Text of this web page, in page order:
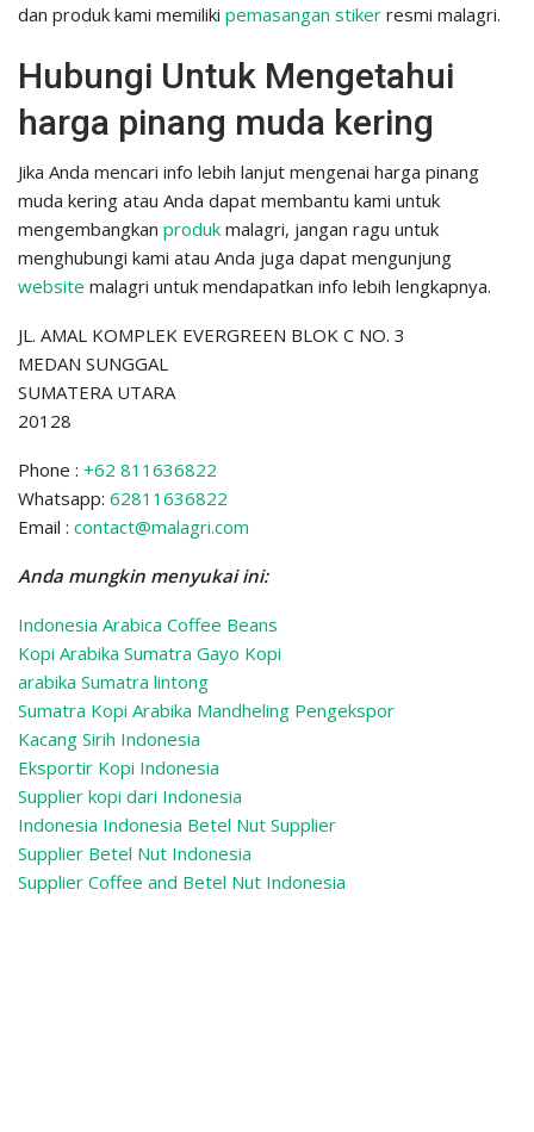
dan produk kami memiliki pemasangan stiker resmi malagri.
Hubungi Untuk Mengetahui
harga pinang muda kering
Jika Anda mencari info lebih lanjut mengenai harga pinang
muda kering atau Anda dapat membantu kami untuk
mengembangkan produk malagri, jangan ragu untuk
menghubungi kami atau Anda juga dapat mengunjung
website malagri untuk mendapatkan info lebih lengkapnya.
JL. AMAL KOMPLEK EVERGREEN BLOK C NO. 3
MEDAN SUNGGAL
SUMATERA UTARA
20128
Phone : +62 811636822
Whatsapp: 62811636822
Email : contact@malagri.com
Anda mungkin menyukai ini:
Indonesia Arabica Coffee Beans
Kopi Arabika Sumatra Gayo Kopi
arabika Sumatra lintong
Sumatra Kopi Arabika Mandheling Pengekspor
Kacang Sirih Indonesia
Eksportir Kopi Indonesia
Supplier kopi dari Indonesia
Indonesia Indonesia Betel Nut Supplier
Supplier Betel Nut Indonesia
Supplier Coffee and Betel Nut Indonesia